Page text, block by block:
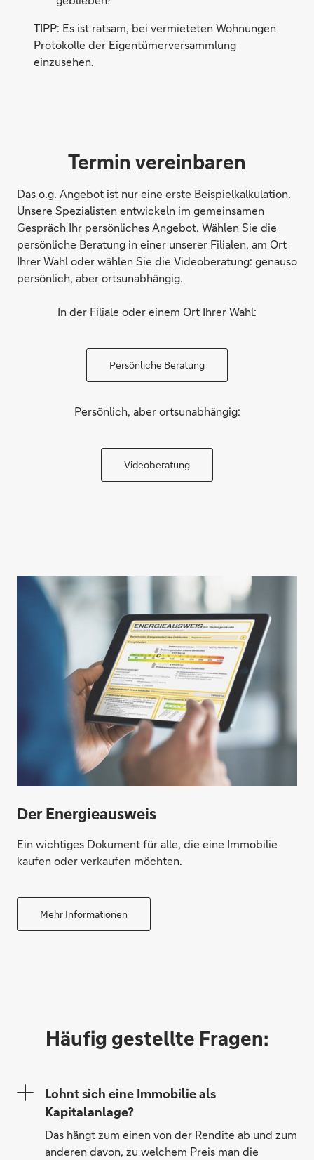
TIPP: Es ist ratsam, bei vermieteten Wohnungen
Protokolle der Eigentümerversammlung
einzusehen.
Termin vereinbaren
Das o.g. Angebot ist nur eine erste Beispielkalkulation.
Unsere Spezialisten entwickeln im gemeinsamen
Gespräch Ihr persönliches Angebot. Wählen Sie die
persönliche Beratung in einer unserer Filialen, am Ort
Ihrer Wahl oder wählen Sie die Videoberatung: genauso
persönlich, aber ortsunabhängig.
In der Filiale oder einem Ort Ihrer Wahl:
Persönliche Beratung
Persönlich, aber ortsunabhängig:
Videoberatung
Der Energieausweis
Ein wichtiges Dokument für alle, die eine Immobilie
kaufen oder verkaufen möchten.
Mehr Informationen
Häufig gestellte Fragen:
Lohnt sich eine Immobilie als
Kapitalanlage?
Das hängt zum einen von der Rendite ab und zum
anderen davon, zu welchem Preis man die